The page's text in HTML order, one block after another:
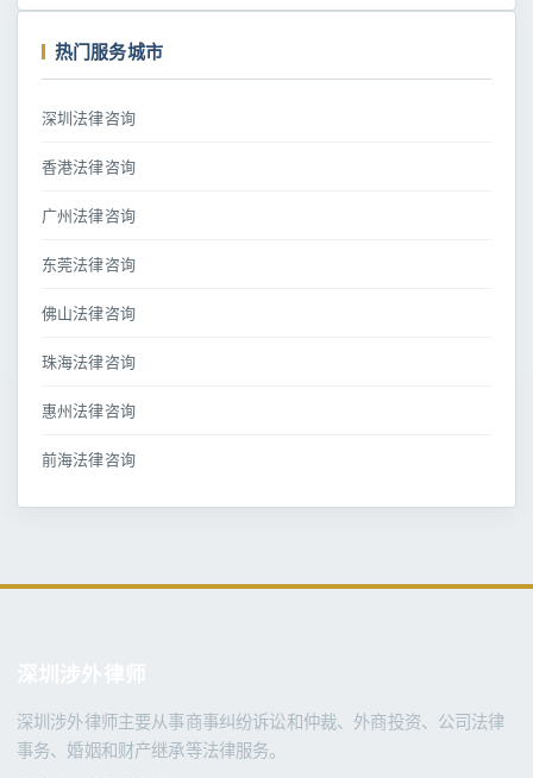
热门服务城市
深圳法律咨询
香港法律咨询
广州法律咨询
东莞法律咨询
佛山法律咨询
珠海法律咨询
惠州法律咨询
前海法律咨询
深圳涉外律师主要从事商事纠纷诉讼和仲裁、外商投资、公司法律
事务、婚姻和财产继承等法律服务。